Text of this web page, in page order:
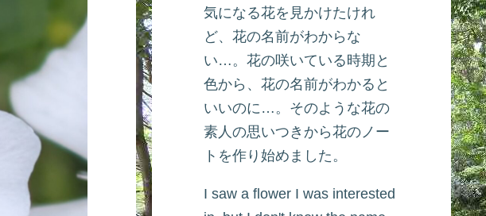
気になる花を見かけたけれ
ど、花の名前がわからな
い…。花の咲いている時期と
色から、花の名前がわかると
いいのに…。そのような花の
素人の思いつきから花のノー
トを作り始めました。
I saw a flower I was interested